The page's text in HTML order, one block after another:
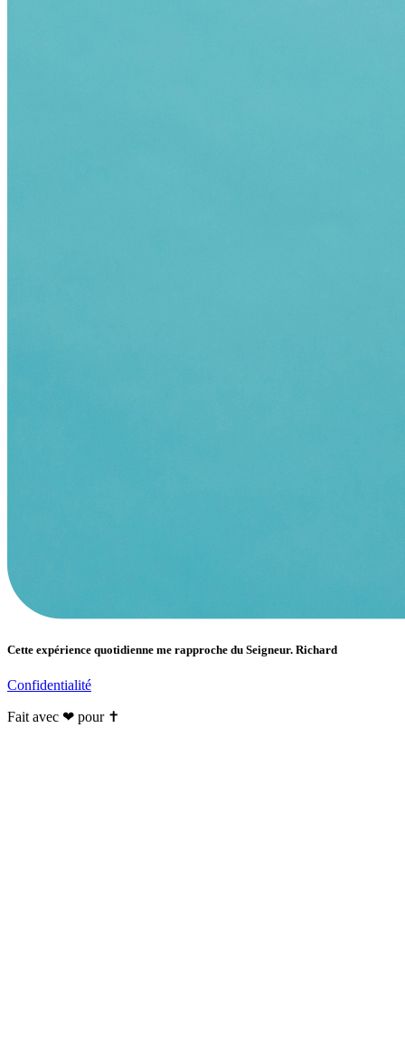
Cette expérience quotidienne me rapproche du Seigneur. Richard
Confidentialité
Fait avec ❤ pour ✝️️